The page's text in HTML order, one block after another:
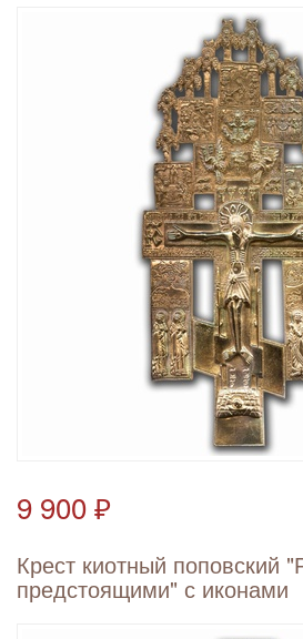
9 900 ₽
Крест киотный поповский
предстоящими" с иконами